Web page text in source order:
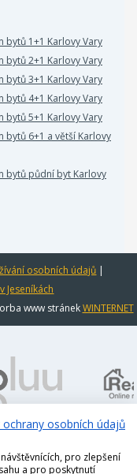
bytů 1+1 Karlovy Vary
bytů 2+1 Karlovy Vary
bytů 3+1 Karlovy Vary
bytů 4+1 Karlovy Vary
bytů 5+1 Karlovy Vary
bytů 6+1 a větší Karlovy
bytů půdní byt Karlovy
osobních údajů |
Jeseníkách
www stránekWINTERNET
ochrany osobních údajů
pro zlepšení
a pro poskytnutí